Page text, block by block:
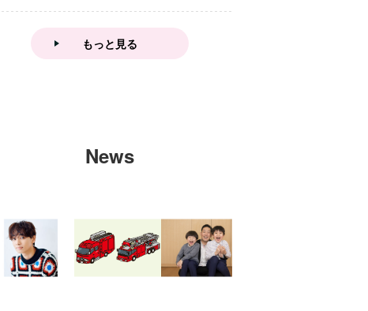
もっと見る
News